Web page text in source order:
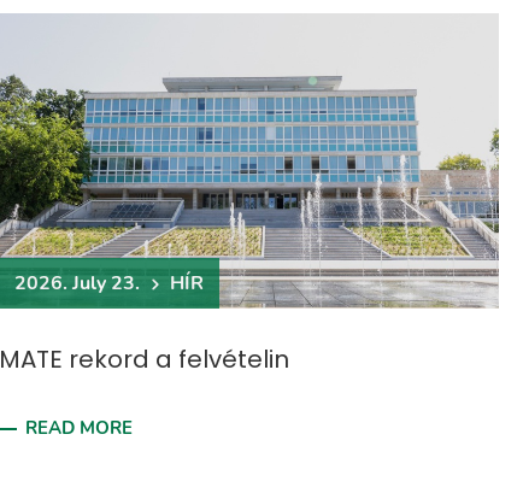
2026. July 23. HÍR
MATE rekord a felvételin
READ MORE